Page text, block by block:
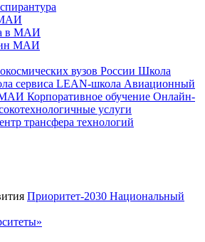
в МАИ
МАИ
вузов России Школа
сервиса LEAN-школа Авиационный
МАИ Корпоративное обучение Онлайн-
услуги
трансфера технологий
Приоритет-2030 Национальный